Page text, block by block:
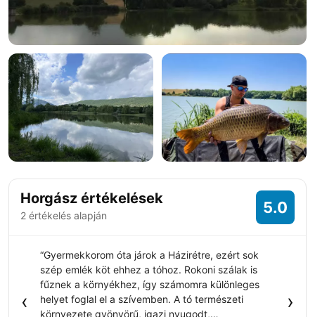
Horgász értékelések
2 értékelés alapján 5.0
‹
“Gyermekkorom óta járok a Házirétre, ezért sok
szép emlék köt ehhez a tóhoz. Rokoni szálak is
fűznek a környékhez, így számomra különleges
helyet foglal el a szívemben. A tó természeti
környezete gyönyörű, igazi nyugodt,
›